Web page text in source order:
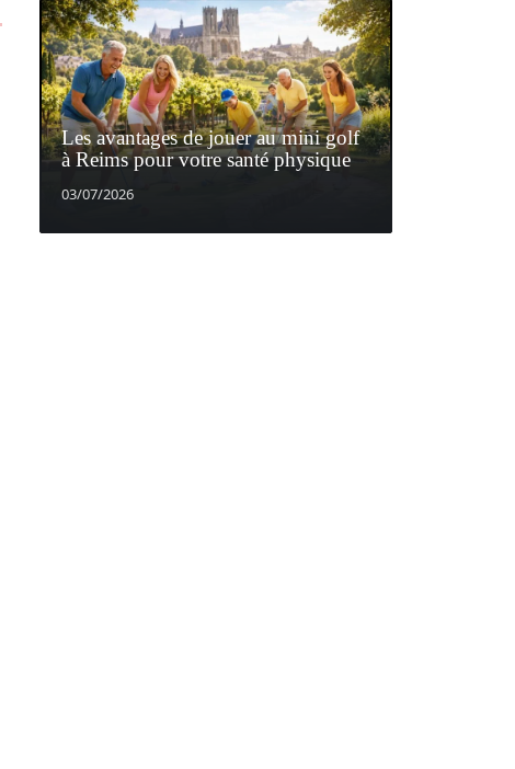
Les avantages de jouer au mini golf
à Reims pour votre santé physique
03/07/2026